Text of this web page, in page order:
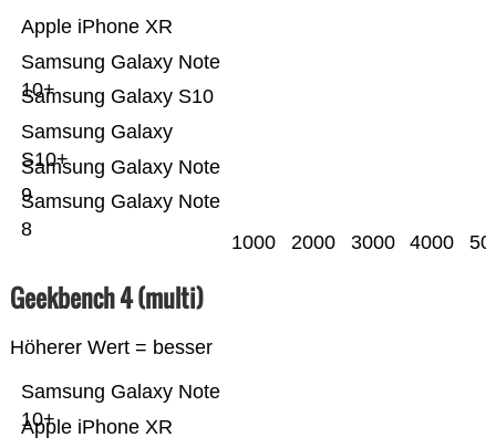
Samsung Galaxy Note
8
Samsung Galaxy Note
9
Samsung Galaxy
S10+
Samsung Galaxy S10
Samsung Galaxy Note
10+
Apple iPhone XR
1000 2000 3000 4000
Geekbench 4 (multi)
Höherer Wert = besser
Apple iPhone XR
Samsung Galaxy Note
10+